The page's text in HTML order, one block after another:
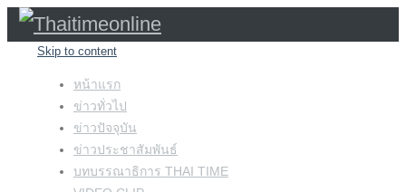
Skip to content
หน้าแรก
ข่าวทั่วไป
ข่าวปัจจุบัน
ข่าวประชาสัมพันธ์
บทบรรณาธิการ THAI TIME